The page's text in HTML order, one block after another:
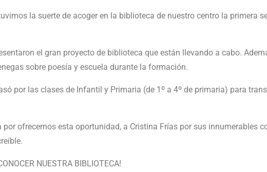
la suerte de acoger en la biblioteca de nuestro centro la primera
el gran proyecto de biblioteca que están llevando a cabo.
sobre poesía y escuela durante la formación.
por las clases de Infantil y Primaria (de 1º a 4º de primaria) para
por ofrecernos esta oportunidad, a Cristina Frías por sus innumerables
NUESTRA BIBLIOTECA!